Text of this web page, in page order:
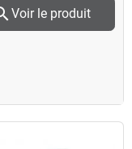
Voir le produit